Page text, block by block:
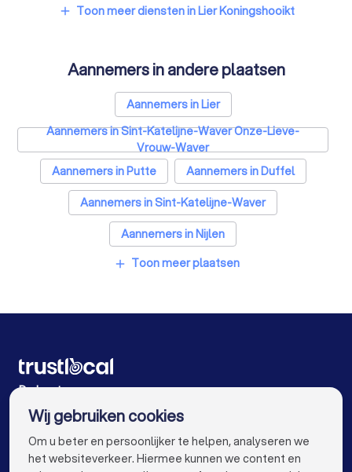
Airco installateurs in Lier Koningshooikt
Laadpaal installateurs in Lier Koningshooikt
Zonwering specialisten in Lier Koningshooikt
Schrijnwerkers in Lier Koningshooikt
Warmtepomp installateurs in Lier Koningshooikt
Badkamer installateurs in Lier Koningshooikt
Glashandels in Lier Koningshooikt
EPC-keurders in Lier Koningshooikt
add Toon meer diensten in Lier Koningshooikt
Aannemers in andere plaatsen
Aannemers in Lier
Aannemers in Sint-Katelijne-Waver Onze-Lieve-
Vrouw-Waver
Aannemers in Putte
Aannemers in Duffel
Aannemers in Sint-Katelijne-Waver
Aannemers in Nijlen
Aannemers in Kontich Waarloos
Aannemers in Gent
Aannemers in Leuven
Aannemers in Aalst
Aannemers in Mechelen
Aannemers in Hasselt
Aannemers in Sint-Niklaas
add Toon meer plaatsen
De beste aannemers voor u
Wij gebruiken cookies
Om u beter en persoonlijker te helpen, analyseren we
het websiteverkeer. Hiermee kunnen we content en